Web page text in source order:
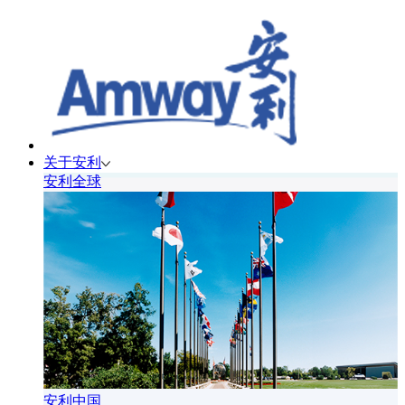
关于安利
安利全球
安利中国